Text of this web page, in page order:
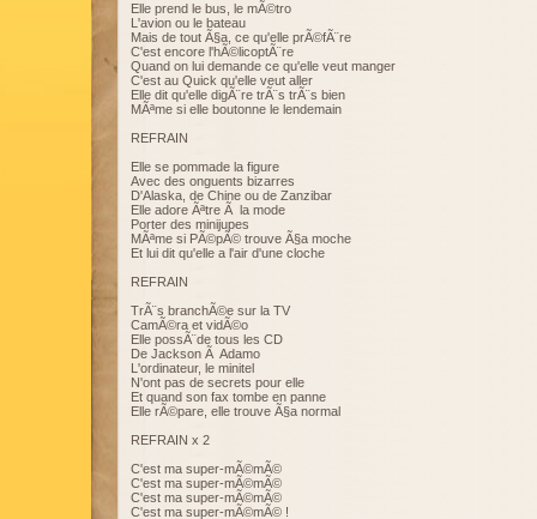
Elle prend le bus, le mÃ©tro
L'avion ou le bateau
Mais de tout Ã§a, ce qu'elle prÃ©fÃ¨re
C'est encore l'hÃ©licoptÃ¨re
Quand on lui demande ce qu'elle veut manger
C'est au Quick qu'elle veut aller
Elle dit qu'elle digÃ¨re trÃ¨s trÃ¨s bien
MÃªme si elle boutonne le lendemain
REFRAIN
Elle se pommade la figure
Avec des onguents bizarres
D'Alaska, de Chine ou de Zanzibar
Elle adore Ãªtre Ã la mode
Porter des minijupes
MÃªme si PÃ©pÃ© trouve Ã§a moche
Et lui dit qu'elle a l'air d'une cloche
REFRAIN
TrÃ¨s branchÃ©e sur la TV
CamÃ©ra et vidÃ©o
Elle possÃ¨de tous les CD
De Jackson Ã Adamo
L'ordinateur, le minitel
N'ont pas de secrets pour elle
Et quand son fax tombe en panne
Elle rÃ©pare, elle trouve Ã§a normal
REFRAIN x 2
C'est ma super-mÃ©mÃ©
C'est ma super-mÃ©mÃ©
C'est ma super-mÃ©mÃ©
C'est ma super-mÃ©mÃ© !